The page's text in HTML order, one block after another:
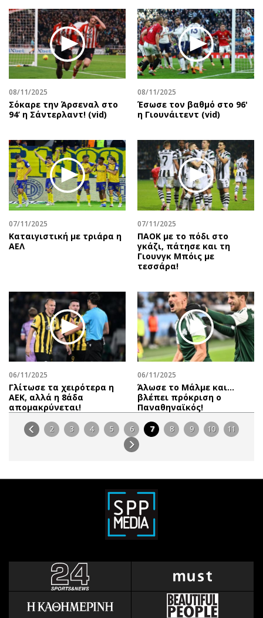
08/11/2025
Σόκαρε την Άρσεναλ στο
94’ η Σάντερλαντ! (vid)
08/11/2025
Έσωσε τον βαθμό στο 96'
η Γιουνάιτεντ (vid)
07/11/2025
Καταιγιστική με τριάρα η
ΑΕΛ
07/11/2025
ΠΑΟΚ με το πόδι στο
γκάζι, πάτησε και τη
Γιουνγκ Μπόις με
τεσσάρα!
06/11/2025
Γλίτωσε τα χειρότερα η
ΑΕΚ, αλλά η 8άδα
απομακρύνεται!
06/11/2025
Άλωσε το Μάλμε και...
βλέπει πρόκριση ο
Παναθηναϊκός!
2 3 4 5 6 7 8 9 10 11